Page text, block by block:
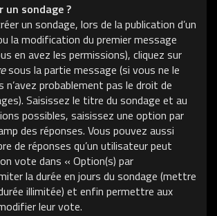
un sondage ?
un sondage, lors de la publication d’un
la modification du premier message
en avez les permissions), cliquez sur
sous la partie message (si vous ne le
n’avez probablement pas le droit de
Saisissez le titre du sondage et au
possibles, saisissez une option par
des réponses. Vous pouvez aussi
de réponses qu’un utilisateur peut
vote dans « Option(s) par
la durée en jours du sondage (mettre
illimitée) et enfin permettre aux
leur vote.